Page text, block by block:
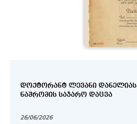
ᲓᲝᲥᲢᲝᲠᲐᲜᲢ ᲚᲔᲕᲐᲜᲘ ᲓᲐᲜᲔᲚᲘᲐᲡ ᲡᲐᲓᲘᲡᲔᲠᲢᲐᲪᲘᲝ
ᲜᲐᲨᲠᲝᲛᲘᲡ ᲡᲐᲯᲐᲠᲝ ᲓᲐᲪᲕᲐ
26/06/2026